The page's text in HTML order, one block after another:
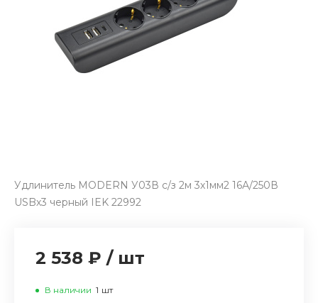
Удлинитель MODERN У03В с/з 2м 3х1мм2 16А/250В
USBх3 черный IEK 22992
2 538 ₽ / шт
В наличии 1 шт